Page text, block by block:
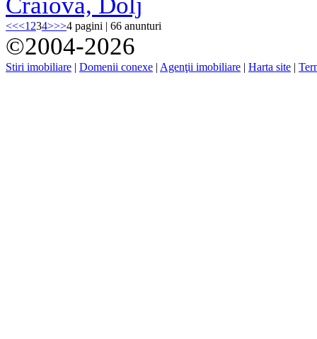
<<<1 234>>>4 pagini | 66 anunturi
©2004-2026
Stiri imobiliare | Domenii conexe | Agenţii imobiliare | Harta site |